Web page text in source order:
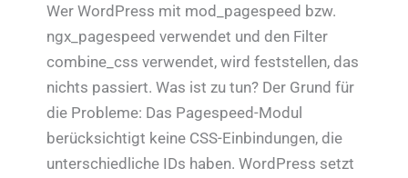
Wer WordPress mit mod_pagespeed bzw.
ngx_pagespeed verwendet und den Filter
combine_css verwendet, wird feststellen, das
nichts passiert. Was ist zu tun? Der Grund für
die Probleme: Das Pagespeed-Modul
berücksichtigt keine CSS-Einbindungen, die
unterschiedliche IDs haben. WordPress setzt